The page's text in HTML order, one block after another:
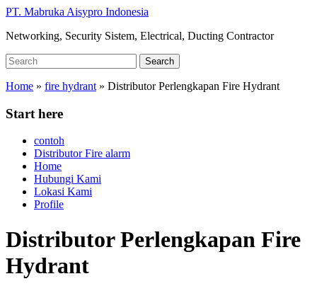
Skip
main
PT. Mabruka Aisypro Indonesia
Networking, Security Sistem, Electrical, Ducting Contractor
Search
for:
Search
Home » fire hydrant » Distributor Perlengkapan Fire Hydrant
Start here
contoh
Distributor Fire alarm
Home
Hubungi Kami
Lokasi Kami
Profile
Distributor Perlengkapan Fire
Hydrant